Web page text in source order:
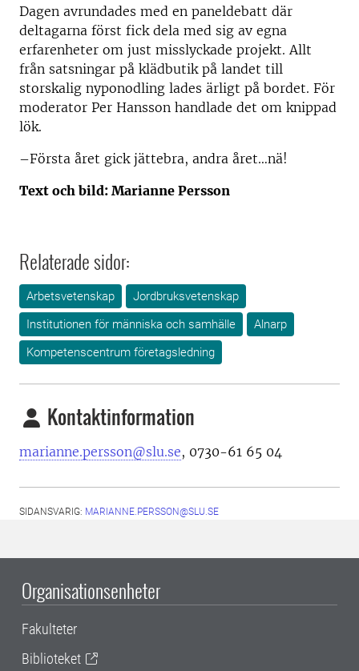
Dagen avrundades med en paneldebatt där
deltagarna först fick dela med sig av egna
erfarenheter om just misslyckade projekt. Allt
från satsningar på klädbutik på landet till
storskalig nyponodling lades ärligt på bordet. För
moderator Per Hansson handlade det om knippad
lök.
–Första året gick jättebra, andra året…nä!
Text och bild: Marianne Persson
Relaterade sidor:
Arbetsvetenskap
Jordbruksvetenskap
Institutionen för människa och samhälle
Alnarp
Kompetenscentrum företagsledning
Kontaktinformation
marianne.persson@slu.se, 0730-61 65 04
SIDANSVARIG: MARIANNE.PERSSON@SLU.SE
Organisationsenheter
Fakulteter
Biblioteket